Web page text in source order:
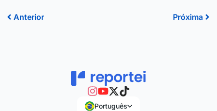
Anterior
Anterior Próxima
Português